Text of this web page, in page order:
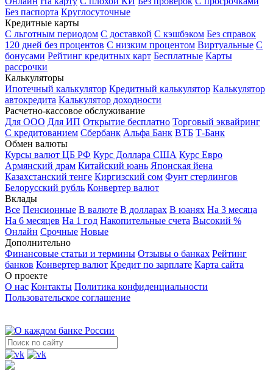
Без паспорта Круглосуточные
Кредитные карты
С льготным периодом С доставкой С кэшбэком Без справок
120 дней без процентов С низким процентом Виртуальные С
бонусами Рейтинг кредитных карт Бесплатные Карты
рассрочки
Калькуляторы
Ипотечный калькулятор Кредитный калькулятор Калькулятор
автокредита Калькулятор доходности
Расчетно-кассовое обслуживание
Для ООО Для ИП Открытие бесплатно Торговый эквайринг
С кредитованием Сбербанк Альфа Банк ВТБ Т-Банк
Обмен валюты
Курсы валют ЦБ РФ Курс Доллара США Курс Евро
Армянский драм Китайский юань Японская йена
Казахстанский тенге Киргизский сом Фунт стерлингов
Белорусский рубль Конвертер валют
Вклады
Все Пенсионные В валюте В долларах В юанях На 3 месяца
На 6 месяцев На 1 год Накопительные счета Высокий %
Онлайн Срочные Новые
Дополнительно
Финансовые статьи и термины Отзывы о банках Рейтинг
банков Конвертер валют Кредит по зарплате Карта сайта
О проекте
О нас Контакты Политика конфиденциальности
Пользовательское соглашение